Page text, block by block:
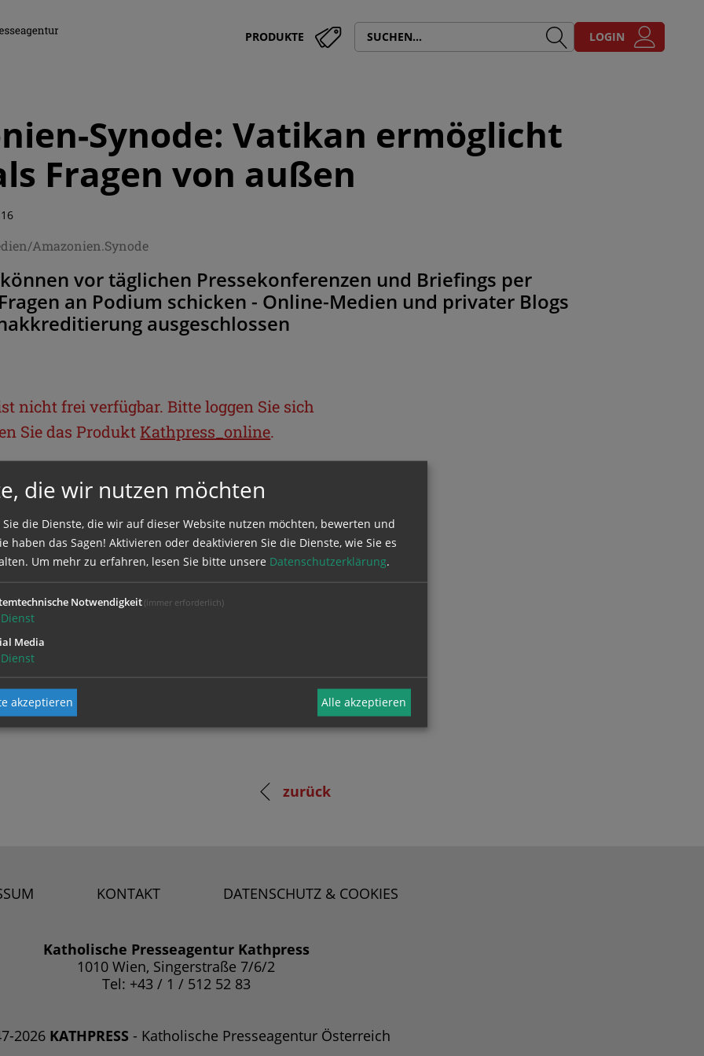
PRODUKTE LOGIN
Synode: Vatikan ermöglicht
Fragen von außen
Amazonien.Synode
vor täglichen Pressekonferenzen und Briefings per
an Podium schicken - Online-Medien und privater Blogs
ausgeschlossen
nicht frei verfügbar. Bitte loggen Sie sich
Sie das Produkt Kathpress_online.
sich mit Ihrem Benutzernamen und
zurück
KONTAKT DATENSCHUTZ & COOKIES
Katholische Presseagentur Kathpress
1010 Wien, Singerstraße 7/6/2
Tel: +43 / 1 / 512 52 83
2026 KATHPRESS - Katholische Presseagentur Österreich
die wir nutzen möchten
Sie die Dienste, die wir auf dieser Website nutzen möchten, bewerten und
haben das Sagen! Aktivieren oder deaktivieren Sie die Dienste, wie Sie es
Um mehr zu erfahren, lesen Sie bitte unsere Datenschutzerklärung.
Notwendigkeit (immer erforderlich)
Dienst
Media
Dienst
akzeptieren Alle akzeptieren